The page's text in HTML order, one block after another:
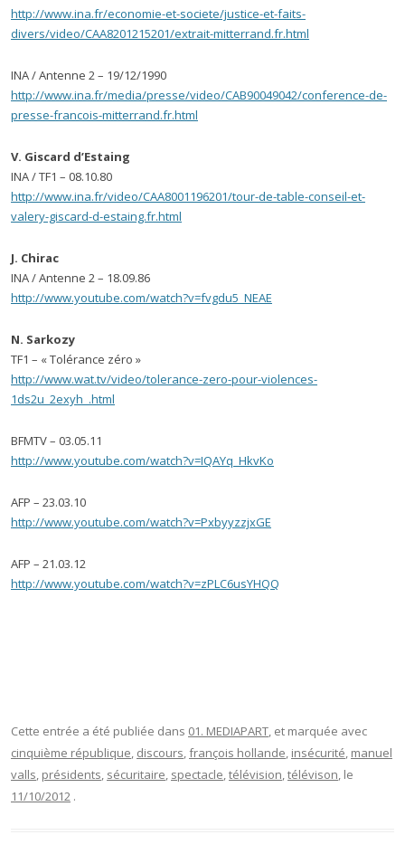
http://www.ina.fr/economie-et-societe/justice-et-faits-
divers/video/CAA8201215201/extrait-mitterrand.fr.html
INA / Antenne 2 – 19/12/1990
http://www.ina.fr/media/presse/video/CAB90049042/conference-de-
presse-francois-mitterrand.fr.html
V. Giscard d’Estaing
INA / TF1 – 08.10.80
http://www.ina.fr/video/CAA8001196201/tour-de-table-conseil-et-
valery-giscard-d-estaing.fr.html
J. Chirac
INA / Antenne 2 – 18.09.86
http://www.youtube.com/watch?v=fvgdu5_NEAE
N. Sarkozy
TF1 – « Tolérance zéro »
http://www.wat.tv/video/tolerance-zero-pour-violences-
1ds2u_2exyh_.html
BFMTV – 03.05.11
http://www.youtube.com/watch?v=IQAYq_HkvKo
AFP – 23.03.10
http://www.youtube.com/watch?v=PxbyyzzjxGE
AFP – 21.03.12
http://www.youtube.com/watch?v=zPLC6usYHQQ
Cette entrée a été publiée dans 01. MEDIAPART, et marquée avec
cinquième république, discours,françois hollande, insécurité, manuel
valls, présidents, sécuritaire, spectacle,télévision,télévison, le
11/10/2012 .